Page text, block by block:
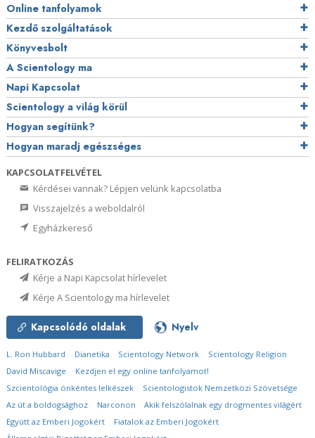
Online tanfolyamok
Kezdő szolgáltatások
Könyvesbolt
A Scientology ma
Napi Kapcsolat
Scientology a világ körül
Hogyan segítünk?
Hogyan maradj egészséges
KAPCSOLATFELVÉTEL
Kérdései vannak? Lépjen velünk kapcsolatba
Visszajelzés a weboldalról
Egyházkereső
FELIRATKOZÁS
Kérje a Napi Kapcsolat hírlevelet
Kérje A Scientology ma hírlevelet
Kapcsolódó oldalak Nyelv
L. Ron Hubbard Dianetika Scientology Network
Scientology Religion
David Miscavige
Kezdjen el egy online tanfolyamot!
Szcientológia önkéntes lelkészek
Scientologistok Nemzetközi Szövetsége
Az út a boldogsághoz
Narconon
Akik felszólalnak egy drogmentes világért
Együtt az Emberi Jogokért
Fiatalok az Emberi Jogokért